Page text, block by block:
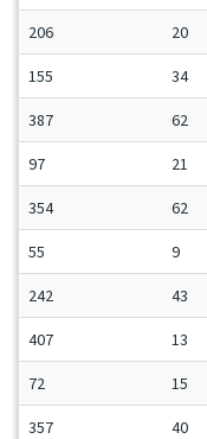
206 20
155 34
387 62
97 21
354 62
55 9
242 43
407 13
72 15
357 40